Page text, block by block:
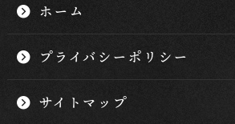
ホーム
プライバシーポリシー
サイトマップ